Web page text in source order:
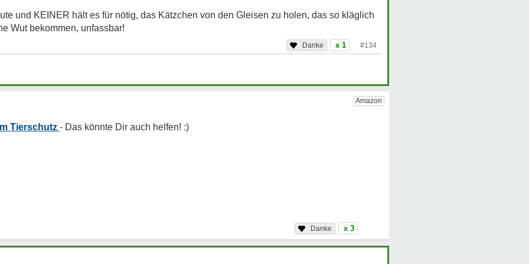
und KEINER hält es für nötig, das Kätzchen von den Gleisen zu holen, das so kläglich
Wut bekommen, unfassbar!
x 1 #134
Tierschutz
x 3